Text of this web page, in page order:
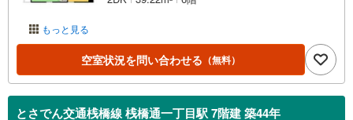
もっと見る
空室状況を問い合わせる （無料）
とさでん交通桟橋線 桟橋通一丁目駅 7階建 築44年